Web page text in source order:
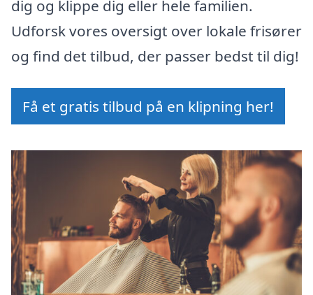
dig og klippe dig eller hele familien.
Udforsk vores oversigt over lokale frisører
og find det tilbud, der passer bedst til dig!
Få et gratis tilbud på en klipning her!